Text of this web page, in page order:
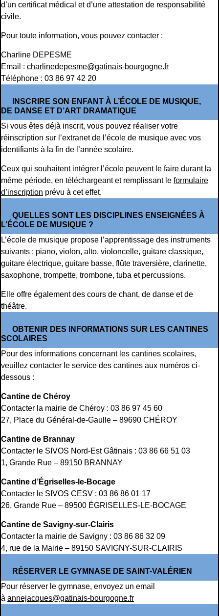
d’un certificat médical et d’une attestation de responsabilité
civile.
Pour toute information, vous pouvez contacter :
Charline DEPESME
Email : charlinedepesme@gatinais-bourgogne.fr
Téléphone : 03 86 97 42 20
INSCRIRE SON ENFANT À L’ÉCOLE DE MUSIQUE,
DE DANSE ET D’ART DRAMATIQUE
Si vous êtes déjà inscrit, vous pouvez réaliser votre
réinscription sur l’extranet de l’école de musique avec vos
identifiants à la fin de l’année scolaire.
Ceux qui souhaitent intégrer l’école peuvent le faire durant la
même période, en téléchargeant et remplissant le formulaire
d’inscription prévu à cet effet.
QUELLES SONT LES DISCIPLINES ENSEIGNÉES À
L’ÉCOLE DE MUSIQUE ?
L’école de musique propose l’apprentissage des instruments
suivants : piano, violon, alto, violoncelle, guitare classique,
guitare électrique, guitare basse, flûte traversière, clarinette,
saxophone, trompette, trombone, tuba et percussions.
Elle offre également des cours de chant, de danse et de
théâtre.
OBTENIR DES INFORMATIONS SUR LES CANTINES
SCOLAIRES
Pour des informations concernant les cantines scolaires,
veuillez contacter le service des cantines aux numéros ci-
dessous :
Cantine de Chéroy
Contacter la mairie de Chéroy : 03 86 97 45 60
27, Place du Général-de-Gaulle – 89690 CHÉROY
Cantine de Brannay
Contacter le SIVOS Nord-Est Gâtinais : 03 86 66 51 03
1, Grande Rue – 89150 BRANNAY
Cantine d’Égriselles-le-Bocage
Contacter le SIVOS CESV : 03 86 86 01 17
26, Grande Rue – 89500 ÉGRISELLES-LE-BOCAGE
Cantine de Savigny-sur-Clairis
Contacter la mairie de Savigny : 03 86 86 32 09
4, rue de la Mairie – 89150 SAVIGNY-SUR-CLAIRIS
RÉSERVER LE GYMNASE DE SAINT-VALÉRIEN
Pour réserver le gymnase, envoyez un email
à annejacques@gatinais-bourgogne.fr